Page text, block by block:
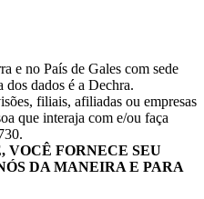
e no País de Gales com sede
dados é a Dechra.
filiais, afiliadas ou empresas
que interaja com e/ou faça
VOCÊ FORNECE SEU
DA MANEIRA E PARA